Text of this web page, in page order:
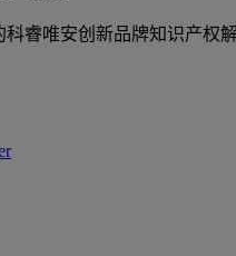
睿唯安创新品牌知识产权